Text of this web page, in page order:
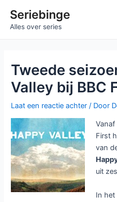
naarSeriebinge
Alles over series
Tweede
Valley bij BBC
Laat een reactie achter / Door
Vanaf
First
van
uit
In het